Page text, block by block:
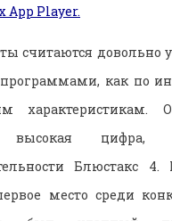
App Player.
считаются довольно
как по
характеристикам.
высокая цифра,
Блюстакс
место среди